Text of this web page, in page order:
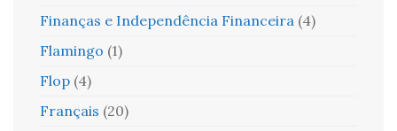
Finanças e Independência Financeira (4)
Flamingo (1)
Flop (4)
Français (20)